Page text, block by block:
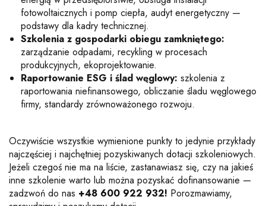
fotowoltaicznych i pomp ciepła, audyt energetyczny —
podstawy dla kadry technicznej.
Szkolenia z gospodarki obiegu zamkniętego:
zarządzanie odpadami, recykling w procesach
produkcyjnych, ekoprojektowanie.
Raportowanie ESG i ślad węglowy: szkolenia z
raportowania niefinansowego, obliczanie śladu węglowego
firmy, standardy zrównoważonego rozwoju.
Oczywiście wszystkie wymienione punkty to jedynie przykłady
najczęściej i najchętniej pozyskiwanych dotacji szkoleniowych.
Jeżeli czegoś nie ma na liście, zastanawiasz się, czy na jakieś
inne szkolenie warto lub można pozyskać dofinansowanie —
zadzwoń do nas +48 600 922 932! Porozmawiamy,